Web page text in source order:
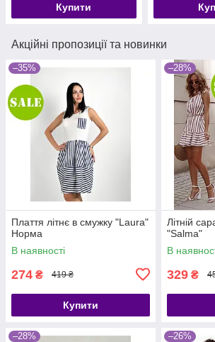
Купити
Акційні пропозиції та новинки
–35%
Плаття літнє в смужку "Laura"
Норма
В наявності
274 ₴ 419 ₴
Купити
–28%
Літній
"Salma"
В
329 ₴
–28% –26%